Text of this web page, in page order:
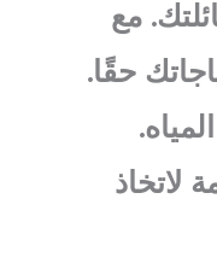
مع
حقًا.
لاتخاذ